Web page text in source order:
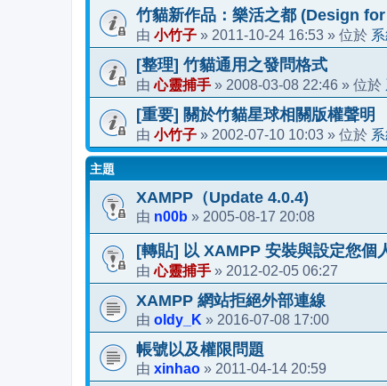
竹貓新作品：樂活之都 (Design
由 小竹子 » 2011-10-24 16:53 » 位於
[整理] 竹貓通用之發問格式
由心靈捕手 » 2008-03-08 22:46 » 位於
[重要] 關於竹貓星球相關版權聲明
由 小竹子 » 2002-07-10 10:03 » 位於
主題
XAMPP（Update 4.0.4)
由 n00b » 2005-08-17 20:08
[轉貼] 以 XAMPP 安裝與設定您個
由心靈捕手 » 2012-02-05 06:27
XAMPP 網站拒絕外部連線
由 oldy_K » 2016-07-08 17:00
帳號以及權限問題
由 xinhao » 2011-04-14 20:59